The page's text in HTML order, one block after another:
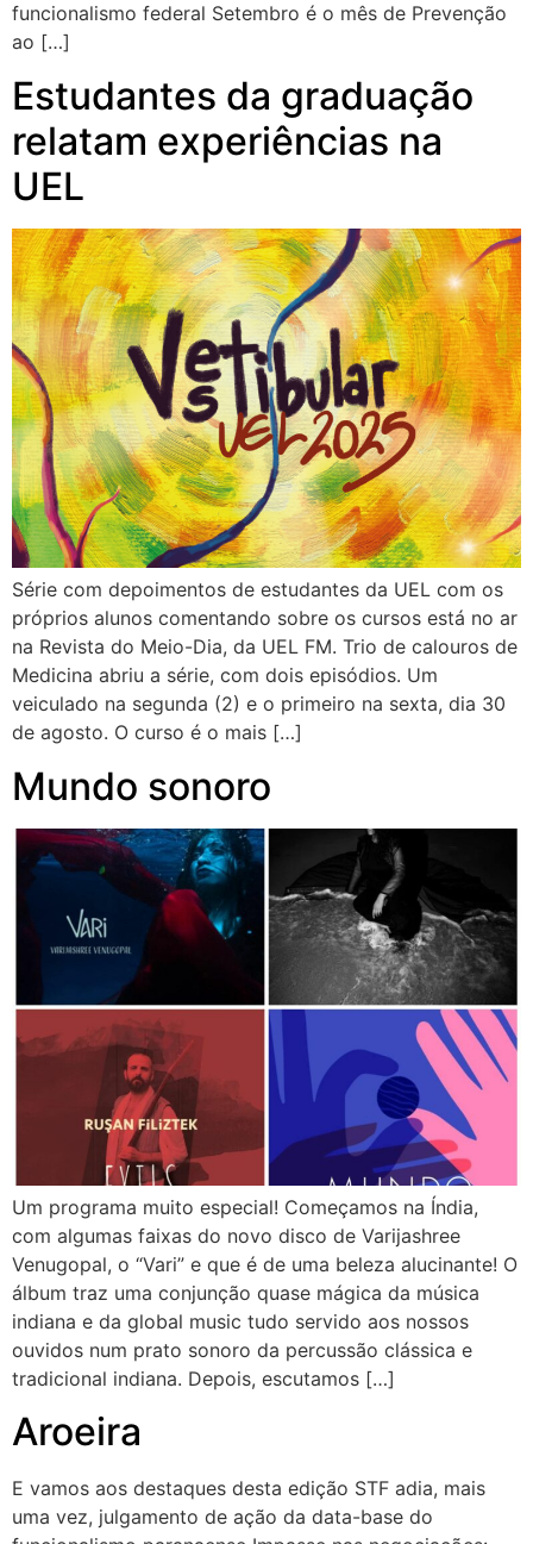
funcionalismo federal Setembro é o mês de Prevenção
ao […]
Estudantes da graduação
relatam experiências na
UEL
Série com depoimentos de estudantes da UEL com os
próprios alunos comentando sobre os cursos está no ar
na Revista do Meio-Dia, da UEL FM. Trio de calouros de
Medicina abriu a série, com dois episódios. Um
veiculado na segunda (2) e o primeiro na sexta, dia 30
de agosto. O curso é o mais […]
Mundo sonoro
Um programa muito especial! Começamos na Índia,
com algumas faixas do novo disco de Varijashree
Venugopal, o “Vari” e que é de uma beleza alucinante! O
álbum traz uma conjunção quase mágica da música
indiana e da global music tudo servido aos nossos
ouvidos num prato sonoro da percussão clássica e
tradicional indiana. Depois, escutamos […]
Aroeira
E vamos aos destaques desta edição STF adia, mais
uma vez, julgamento de ação da data-base do